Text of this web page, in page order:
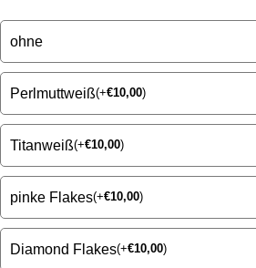
ohne
Perlmuttweiß(+€10,00)
Titanweiß(+€10,00)
pinke Flakes(+€10,00)
Diamond Flakes(+€10,00)